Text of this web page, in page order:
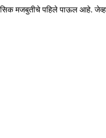
मजबुतीचे पहिले पाऊल आहे. जेव्हा